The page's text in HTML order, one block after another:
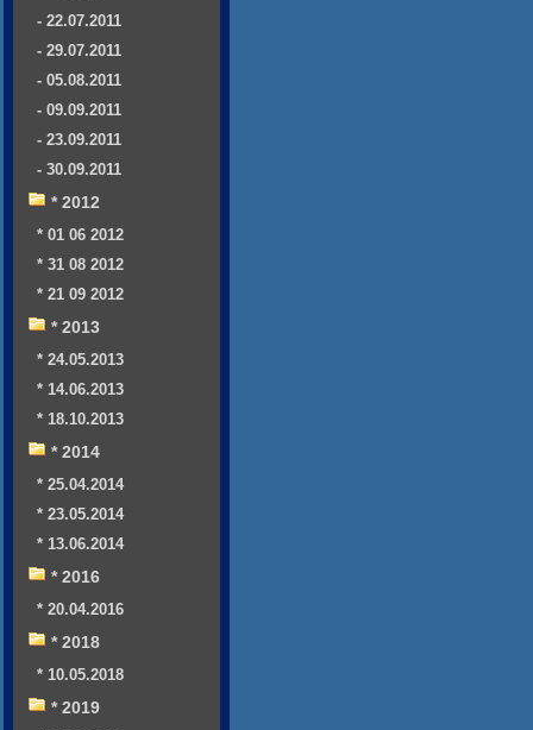
- 22.07.2011
- 29.07.2011
- 05.08.2011
- 09.09.2011
- 23.09.2011
- 30.09.2011
* 2012
* 01 06 2012
* 31 08 2012
* 21 09 2012
* 2013
* 24.05.2013
* 14.06.2013
* 18.10.2013
* 2014
* 25.04.2014
* 23.05.2014
* 13.06.2014
* 2016
* 20.04.2016
* 2018
* 10.05.2018
* 2019